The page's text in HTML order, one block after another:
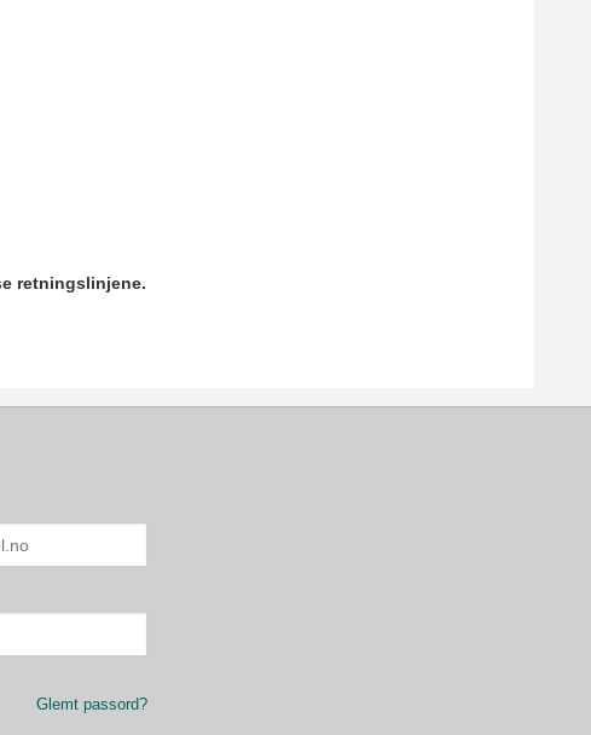
retningslinjene.
Glemt passord?